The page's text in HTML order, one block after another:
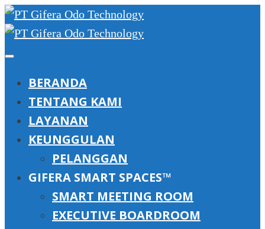
BERANDA
TENTANG KAMI
LAYANAN
KEUNGGULAN
PELANGGAN
GIFERA SMART SPACES™
SMART MEETING ROOM
EXECUTIVE BOARDROOM